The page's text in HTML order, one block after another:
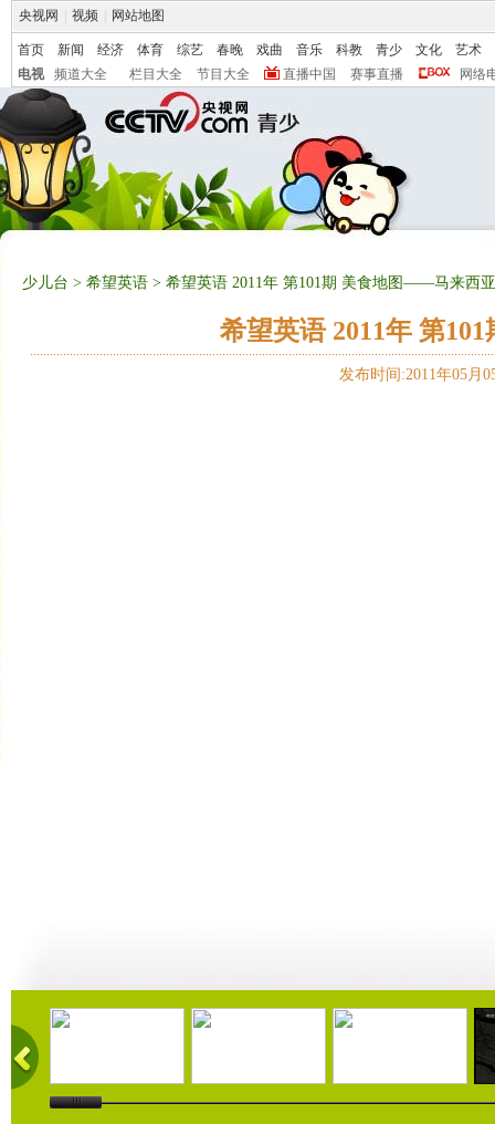
央视网 视频 网站地图
首页 新闻 经济 体育 综艺 春晚 戏曲 音乐 科教 青少 文化
艺术
电视
频道大全 栏目大全 节目大全 直播中国 赛事直播 网络
少儿台 > 希望英语 > 希望英语 2011年 第101期 美食地图——马来西
希望英语 2011年 第
发布时间:2011年05月
25:29 24:54 25:27